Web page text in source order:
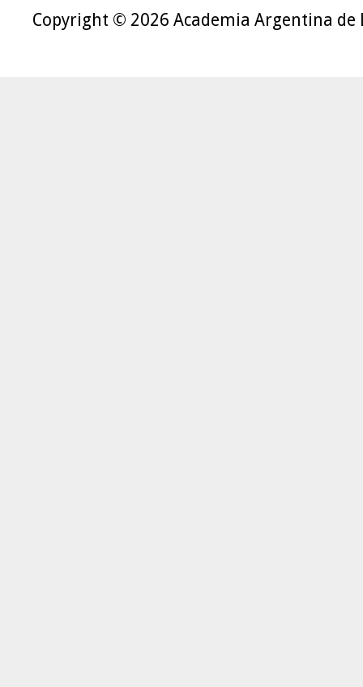
Copyright © 2026 Academia Argentina de